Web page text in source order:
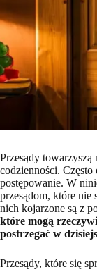
Przesądy towarzyszą
codzienności. Często
postępowanie. W
przesądom, które nie
nich kojarzone są z
które mogą
postrzegać w
Przesądy, które się